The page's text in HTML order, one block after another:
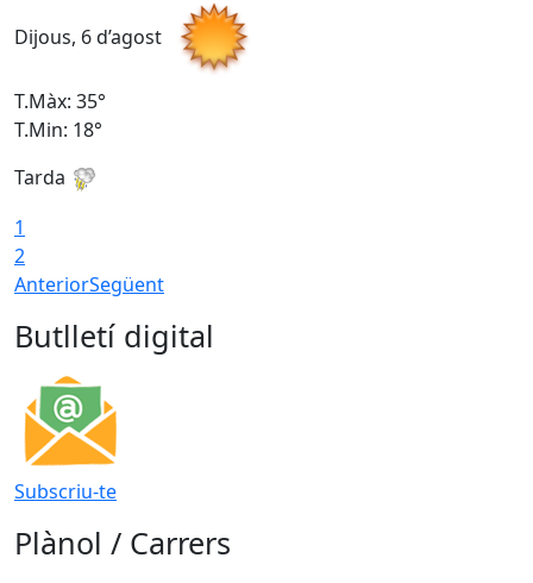
Dijous, 6 d’agost
T.Màx: 35°
T.Min: 18°
Tarda
1
2
AnteriorSegüent
Butlletí digital
Subscriu-te
Plànol / Carrers